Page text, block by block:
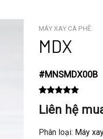
MÁY XAY CÀ PHÊ
MDX
#MNSMDX00B
out of 5
rating
Liên hệ
Phân loại: Máy